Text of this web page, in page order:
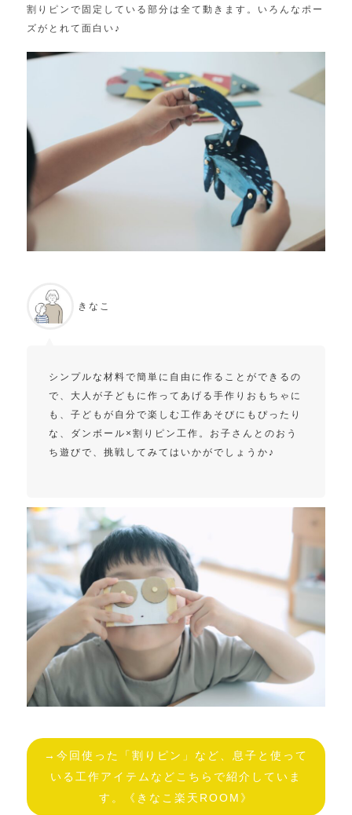
割りピンで固定している部分は全て動きます。いろんなポー
ズがとれて面白い♪
きなこ
シンプルな材料で簡単に自由に作ることができるの
で、大人が子どもに作ってあげる手作りおもちゃに
も、子どもが自分で楽しむ工作あそびにもぴったり
な、ダンボール×割りピン工作。お子さんとのおう
ち遊びで、挑戦してみてはいかがでしょうか♪
→今回使った「割りピン」など、息子と使って
いる工作アイテムなどこちらで紹介していま
す。《きなこ楽天ROOM》